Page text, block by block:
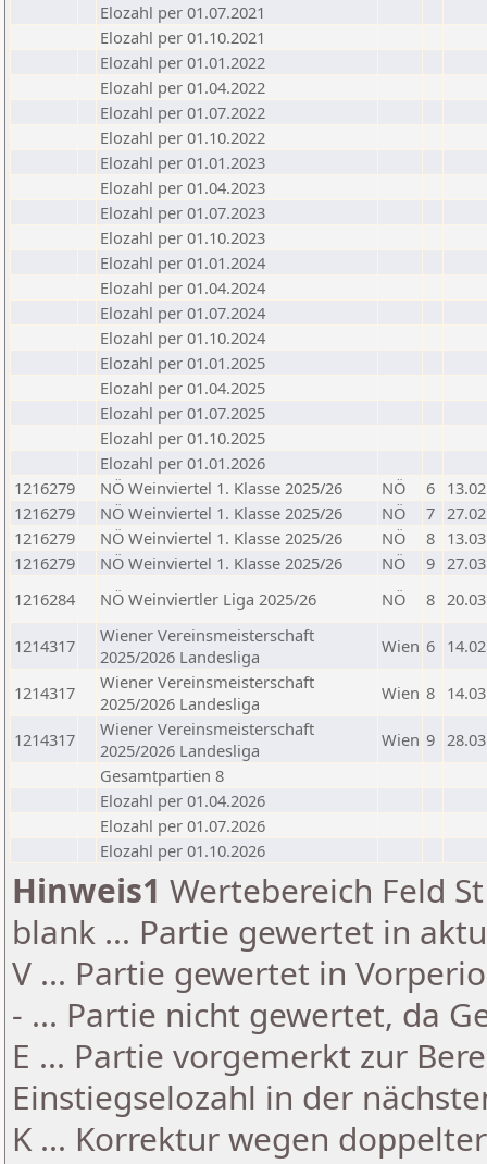
Elozahl per 01.07.2021
Elozahl per 01.10.2021
Elozahl per 01.01.2022
Elozahl per 01.04.2022
Elozahl per 01.07.2022
Elozahl per 01.10.2022
Elozahl per 01.01.2023
Elozahl per 01.04.2023
Elozahl per 01.07.2023
Elozahl per 01.10.2023
Elozahl per 01.01.2024
Elozahl per 01.04.2024
Elozahl per 01.07.2024
Elozahl per 01.10.2024
Elozahl per 01.01.2025
Elozahl per 01.04.2025
Elozahl per 01.07.2025
Elozahl per 01.10.2025
Elozahl per 01.01.2026
1216279
NÖ Weinviertel 1. Klasse 2025/26 NÖ 6
1216279
NÖ Weinviertel 1. Klasse 2025/26 NÖ 7
1216279
NÖ Weinviertel 1. Klasse 2025/26 NÖ 8
1216279
NÖ Weinviertel 1. Klasse 2025/26 NÖ 9
1216284
NÖ Weinviertler Liga 2025/26 NÖ 8
1214317
Wiener Vereinsmeisterschaft
2025/2026 Landesliga
Wien 6
1214317
Wiener Vereinsmeisterschaft
2025/2026 Landesliga
Wien 8
1214317
Wiener Vereinsmeisterschaft
2025/2026 Landesliga
Wien 9
Gesamtpartien 8
Elozahl per 01.04.2026
Elozahl per 01.07.2026
Elozahl per 01.10.2026
Hinweis1 Wertebereich Feld
blank ... Partie gewertet in
V ... Partie gewertet in
- ... Partie nicht gewertet, da
E ... Partie vorgemerkt zur
Einstiegselozahl in der
K ... Korrektur wegen